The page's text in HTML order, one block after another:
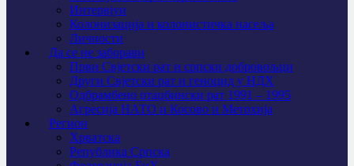
Интервјуи
Колонизација и колонистичка насеља
Личности
Да се не заборави
Први Свјeтски рат и српски добровољци
Други Свјетски рат и геноцид у НДХ
Одбрамбено отаџбински рат 1991 – 1995
Агресија НАТО и Косово и Метохија
Регион
Хрватска
Република Српска